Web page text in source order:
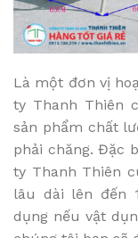
Là một đơn vị
ty Thanh Thiên
sản phẩm chất
phải chăng. Đặc
ty Thanh Thiên
lâu dài lên đến
dụng nếu vật